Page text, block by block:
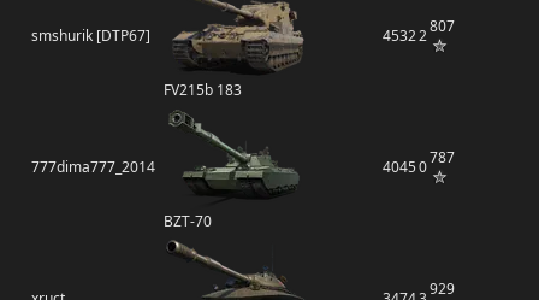
smshurik [DTP67]
FV215b 183
45322807
777dima777_2014
BZT-70
40450787
929